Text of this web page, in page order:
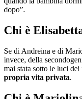
dopo”.
Chi è
Se di Andreina e di
invece, della
mai stata sotto le luci
propria vita privata.